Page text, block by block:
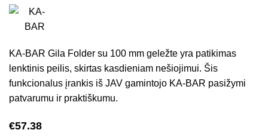
KA-BAR Gila Folder su 100 mm geležte yra patikimas
lenktinis peilis, skirtas kasdieniam nešiojimui. Šis
funkcionalus įrankis iš JAV gamintojo KA-BAR pasižymi
patvarumu ir praktiškumu.
€57.38